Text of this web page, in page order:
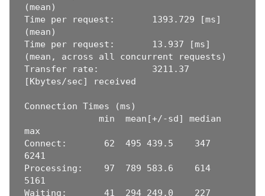
(mean)
Time per request:       1393.729 [ms]
(mean)
Time per request:       13.937 [ms]
(mean, across all concurrent requests)
Transfer rate:          3211.37
[Kbytes/sec] received
Connection Times (ms)
              min  mean[+/-sd] median
max
Connect:       62  495 439.5    347
6241
Processing:    97  789 583.6    614
5161
Waiting:       41  294 249.0    227